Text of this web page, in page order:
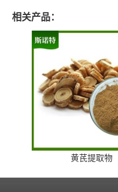
相关产品：
黄芪提取物